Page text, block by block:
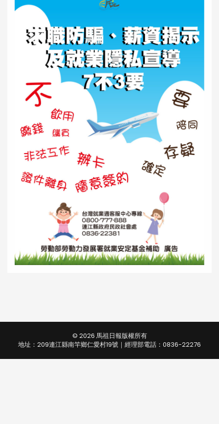
© 2026 馬祖日報版權所有
地址：209連江縣南竿鄉仁愛村19號｜經理部電話：0836-22276